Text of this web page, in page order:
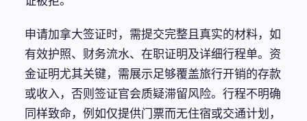
申请加拿大签证时，需提交完整且真实的材料，如
有效护照、财务流水、在职证明及详细行程单。资
金证明尤其关键，需展示足够覆盖旅行开销的存款
或收入，否则签证官会质疑滞留风险。行程不明确
同样致命，例如仅提供门票而无住宿或交通计划，